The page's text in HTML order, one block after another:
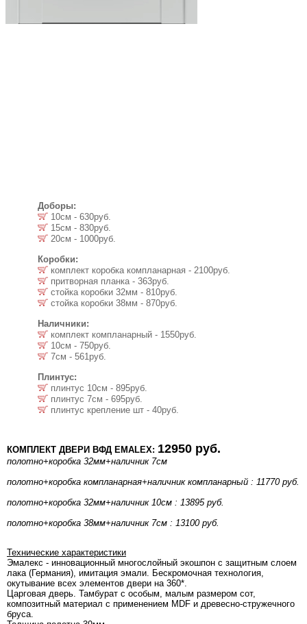
Доборы:
10см - 630руб.
15см - 830руб.
20см - 1000руб.
Коробки:
комплект коробка компланарная - 2100руб.
притворная планка - 363руб.
стойка коробки 32мм - 810руб.
стойка коробки 38мм - 870руб.
Наличники:
комплект компланарный - 1550руб.
10см - 750руб.
7см - 561руб.
Плинтус:
плинтус 10см - 895руб.
плинтус 7см - 695руб.
плинтус крепление шт - 40руб.
КОМПЛЕКТ ДВЕРИ ВФД EMALEX: 12950 руб.
полотно+коробка 32мм+наличник 7см
полотно+коробка компланарная+наличник компланарный : 11770 руб.
полотно+коробка 32мм+наличник 10см : 13895 руб.
полотно+коробка 38мм+наличник 7см : 13100 руб.
Технические характеристики
Эмалекс - инновационный многослойный экошпон с защитным слоем
лака (Германия), имитация эмали. Бескромочная технология,
окутывание всех элементов двери на 360*.
Царговая дверь. Тамбурат с особым, малым размером сот,
композитный материал с применением MDF и древесно-стружечного
бруса.